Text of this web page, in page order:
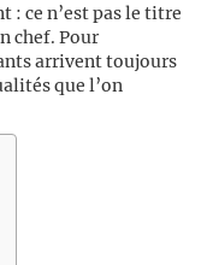
: ce n’est pas le titre
chef. Pour
arrivent toujours
que l’on